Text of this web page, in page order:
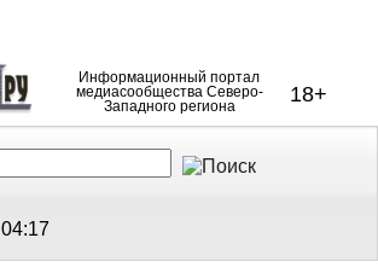
Информационный портал
медиасообщества Северо-
Западного региона
18+
04:17